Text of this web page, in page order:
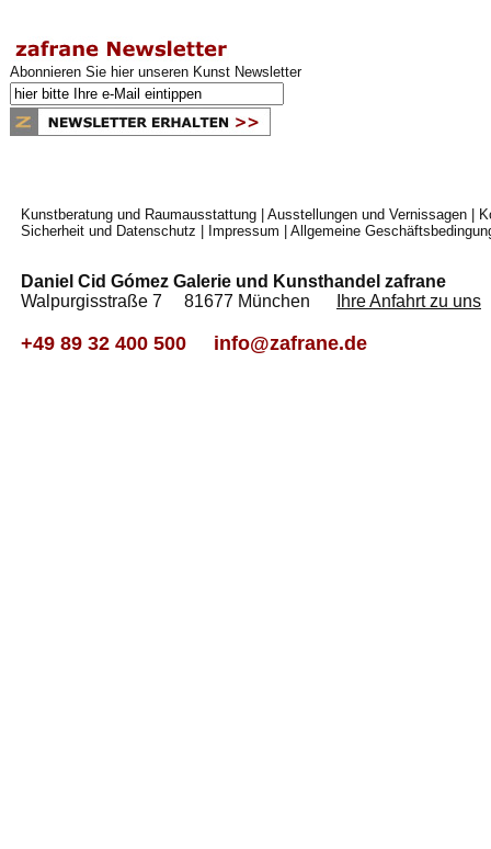
Abonnieren Sie hier unseren Kunst Newsletter
Kunstberatung und Raumausstattung Ausstellungen und Vernissagen
Sicherheit und Datenschutz
Impressum Allgemeine
Daniel Cid Gómez Galerie und Kunsthandel zafrane
Walpurgisstraße 7 81677 München
Ihre Anfahrt zu uns
+49 89 32 400 500 info@zafrane.de